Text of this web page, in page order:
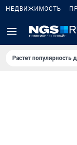
НЕДВИЖИМОСТЬ
Растет популярность